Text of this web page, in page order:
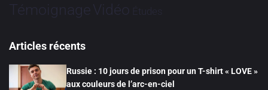
TémoignageVidéo Études
Articles récents
Russie : 10 jours de prison pour un T-shirt « LOVE »
aux couleurs de l’arc-en-ciel